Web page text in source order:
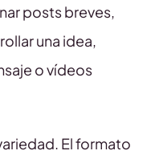
posts breves,
una idea,
o vídeos
El formato